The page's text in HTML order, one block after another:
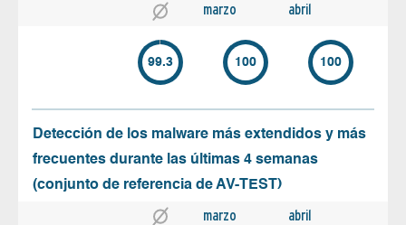
marzo abril
99.3 100 100
Detección de los malware más extendidos y más
frecuentes durante las últimas 4 semanas
(conjunto de referencia de AV-TEST)
marzo abril